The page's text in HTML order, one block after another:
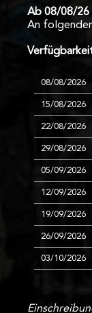
Ab 08/08/26
An
08/08/2026
15/08/2026
22/08/2026
29/08/2026
05/09/2026
12/09/2026
19/09/2026
26/09/2026
03/10/2026